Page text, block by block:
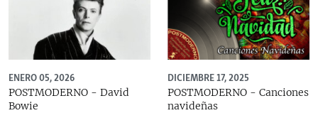
ENERO 05, 2026
POSTMODERNO - David
Bowie
DICIEMBRE 17, 2025
POSTMODERNO - Canciones
navideñas